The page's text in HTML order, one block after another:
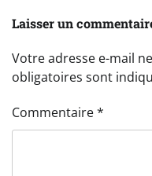
Laisser un
Votre adresse e-mail
obligatoires sont
Commentaire*